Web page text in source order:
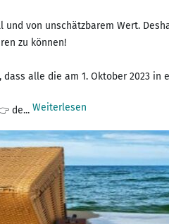
und von unschätzbarem Wert.
zu können!
alle die am 1. Oktober 2023
de... Weiterlesen